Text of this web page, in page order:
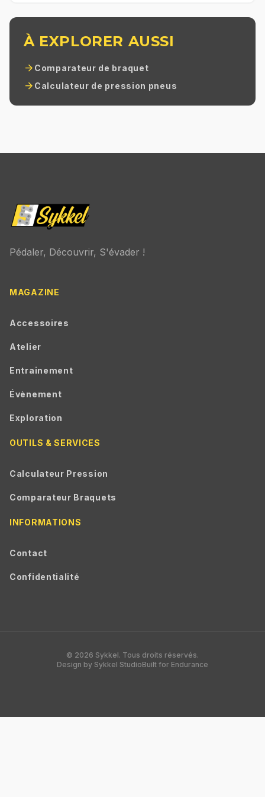
À EXPLORER AUSSI
arrow_forward Comparateur de braquet
arrow_forward Calculateur de pression pneus
Pédaler, Découvrir, S'évader !
MAGAZINE
Accessoires
Atelier
Entrainement
Évènement
Exploration
OUTILS & SERVICES
Calculateur Pression
Comparateur Braquets
INFORMATIONS
Contact
Confidentialité
© 2026 Sykkel. Tous droits réservés.
Design by Sykkel StudioBuilt for Endurance